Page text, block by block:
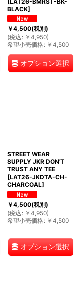
BLACK]
￥4,500(税別)
(税込 : ￥ 4,950)
希望小売価格: ￥ 4,500
オプション選択
STREET WEAR
SUPPLY JKR DON'T
TRUST ANY TEE
[LAT26-JKDTA-CH-
CHARCOAL]
￥4,500(税別)
(税込 : ￥ 4,950)
希望小売価格: ￥ 4,500
オプション選択